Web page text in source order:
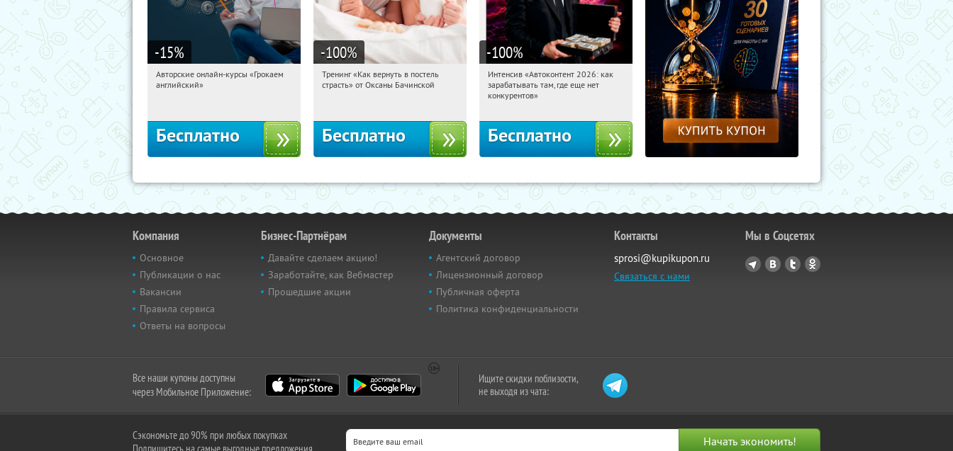
-15%
12:32:17 Получили:
Авторские онлайн-курсы «Грокаем
английский»
Бесплатно
-100%
12:32:17 Получили:
Тренинг «Как вернуть в постель
страсть» от Оксаны Бачинской
Бесплатно
-100%
12:32:17 Получили:
Россия
Интенсив «Автоконтент 2026: как
зарабатывать там, где еще нет
конкурентов»
Бесплатно
Компания
Основное
Публикации о нас
Вакансии
Правила сервиса
Ответы на вопросы
Бизнес-Партнёрам
Давайте сделаем акцию!
Заработайте, как Вебмастер
Прошедшие акции
Документы
Агентский договор
Лицензионный договор
Публичная оферта
Политика конфиденциальности
Контакты
sprosi@kupikupon.ru
Связаться с нами
Мы в Соцсетях
Все наши купоны доступны
через Мобильное Приложение:
Ищите скидки поблизости,
не выходя из чата:
Сэкономьте до 90% при любых покупках